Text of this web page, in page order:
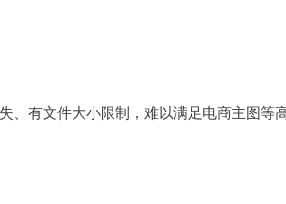
、有文件大小限制，难以满足电商主图等